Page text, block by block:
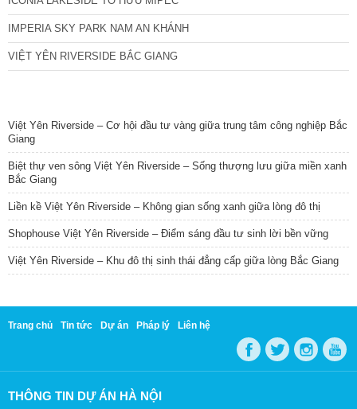
IMPERIA SKY PARK NAM AN KHÁNH
VIỆT YÊN RIVERSIDE BẮC GIANG
Việt Yên Riverside – Cơ hội đầu tư vàng giữa trung tâm công nghiệp Bắc
Giang
Biệt thự ven sông Việt Yên Riverside – Sống thượng lưu giữa miền xanh
Bắc Giang
Liền kề Việt Yên Riverside – Không gian sống xanh giữa lòng đô thị
Shophouse Việt Yên Riverside – Điểm sáng đầu tư sinh lời bền vững
Việt Yên Riverside – Khu đô thị sinh thái đẳng cấp giữa lòng Bắc Giang
Trang chủ Tin tức Dự án Pháp lý Liên hệ
THÔNG TIN DỰ ÁN HÀ NỘI